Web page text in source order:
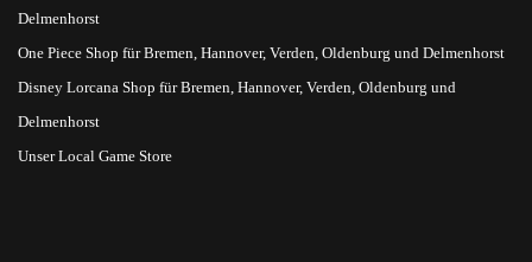
Delmenhorst
One Piece Shop für Bremen, Hannover, Verden, Oldenburg und Delmenhorst
Disney Lorcana Shop für Bremen, Hannover, Verden, Oldenburg und
Delmenhorst
Unser Local Game Store